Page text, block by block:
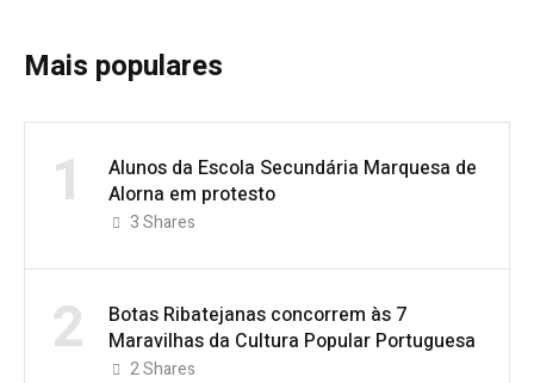
Mais populares
1
Alunos da Escola Secundária Marquesa de
Alorna em protesto
3Shares
2
Botas Ribatejanas concorrem às 7
Maravilhas da Cultura Popular Portuguesa
2Shares